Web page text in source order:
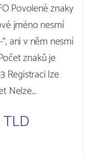
Povolené znaky
jméno nesmí
ani v něm nesmí
znaků je
Registraci lze
Nelze…